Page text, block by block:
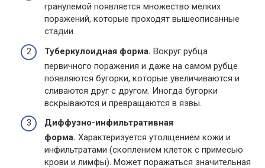
гранулемой появляется множество мелких
поражений, которые проходят вышеописанные
стадии.
Туберкулоидная форма. Вокруг рубца
первичного поражения и даже на самом рубце
появляются бугорки, которые увеличиваются и
сливаются друг с другом. Иногда бугорки
вскрываются и превращаются в язвы.
Диффузно-инфильтративная
форма. Характеризуется утолщением кожи и
инфильтратами (скоплением клеток с примесью
крови и лимфы). Может поражаться значительная